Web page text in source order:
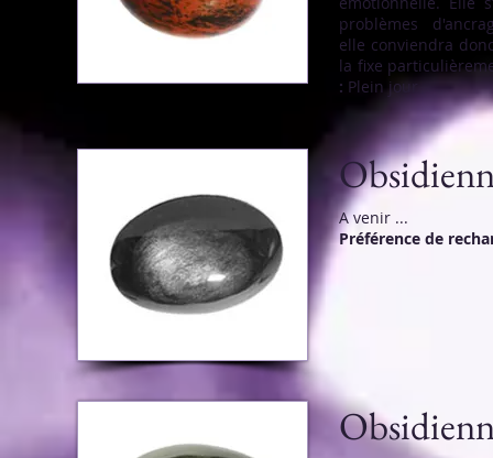
problèmes
elle conviendra
la fixe
: Plein jour
A venir ...
Préférence de